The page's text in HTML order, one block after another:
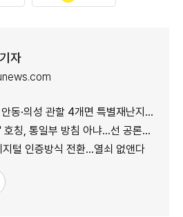
자
·의성 관할 4개면 특별재난지역 선포
, 통일부 방침 아냐...선 공론화 먼저"
털 인증방식 전환…열쇠 없앤다